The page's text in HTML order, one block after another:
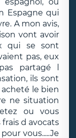
Espagne qui
A mon avis,
vont avoir
qui se sont
pas, eux
partagé l
ils sont
le bien
ne situation
ou vous
d avocats
vous.....Je